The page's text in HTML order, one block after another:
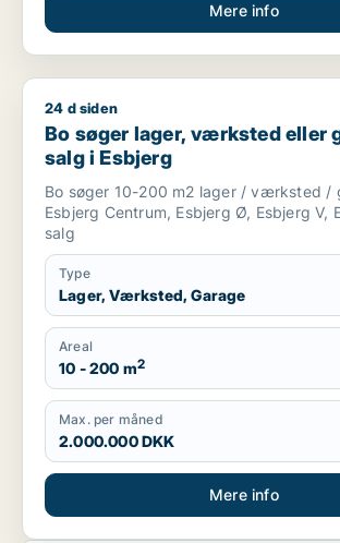
Mere info
Bo søger lager, værksted eller garage til
24 d siden
Bo søger lager, værksted eller
salg i Esbjerg
Bo søger 10-200 m2 lager / værksted /
Esbjerg Centrum, Esbjerg Ø, Esbjerg V,
salg
Type
Lager, Værksted, Garage
Areal
10 - 200 m2
Max. per måned
2.000.000 DKK
Mere info